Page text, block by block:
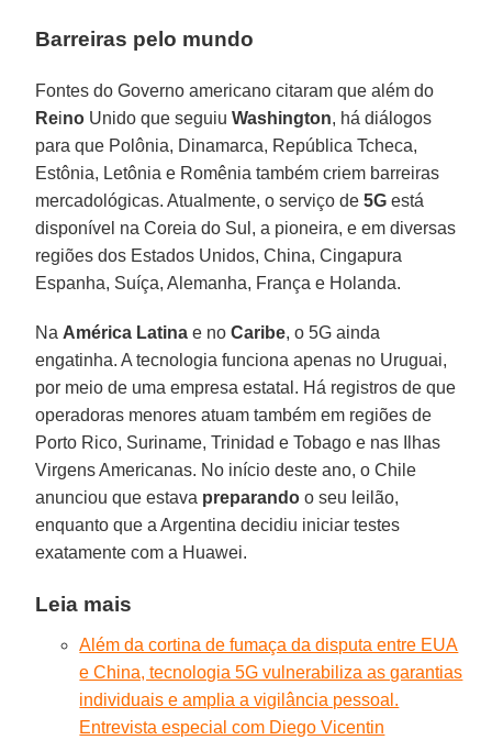
Barreiras pelo mundo
Fontes do Governo americano citaram que além do
Reino Unido que seguiuWashington, há diálogos
para que Polônia, Dinamarca, República Tcheca,
Estônia, Letônia e Romênia também criem barreiras
mercadológicas. Atualmente, o serviço de5G está
disponível na Coreia do Sul, a pioneira, e em diversas
regiões dos Estados Unidos, China, Cingapura
Espanha, Suíça, Alemanha, França e Holanda.
Na América Latina e noCaribe, o 5G ainda
engatinha. A tecnologia funciona apenas no Uruguai,
por meio de uma empresa estatal. Há registros de que
operadoras menores atuam também em regiões de
Porto Rico, Suriname, Trinidad e Tobago e nas Ilhas
Virgens Americanas. No início deste ano, o Chile
anunciou que estava preparando o seu leilão,
enquanto que a Argentina decidiu iniciar testes
exatamente com a Huawei.
Leia mais
Além da cortina de fumaça da disputa entre EUA
e China, tecnologia 5G vulnerabiliza as garantias
individuais e amplia a vigilância pessoal.
Entrevista especial com Diego Vicentin